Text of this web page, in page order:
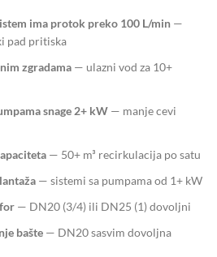
ima protok preko 100 L/min —
pad pritiska
zgradama — ulazni vod za 10+
snage 2+ kW — manje cevi
— 50+ m³ recirkulacija po satu
— sistemi sa pumpama od 1+ kW
— DN20 (3/4) ili DN25 (1) dovoljni
bašte — DN20 sasvim dovoljna